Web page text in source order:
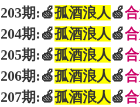
203期:🍏孤酒浪人 🍏
204期:🍏孤酒浪人 🍏
205期:🍏孤酒浪人 🍏
206期:🍏孤酒浪人 🍏
207期:🍏孤酒浪人 🍏